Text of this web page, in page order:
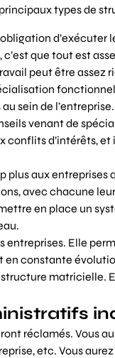
types de
d’exécuter
que tout est
peut être assez
sein de
venant de
d’intérêts,
aux entreprises
avec chacune
en place un
Elle
constante
matricielle.
réclamés. Vous
etc. Vous